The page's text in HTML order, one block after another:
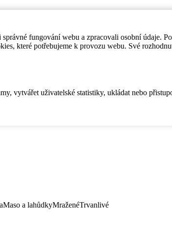
fungování webu a zpracovali osobní údaje.
které potřebujeme k provozu webu. Své
vytvářet uživatelské statistiky, ukládat nebo
Maso a lahůdkyMraženéTrvanlivé